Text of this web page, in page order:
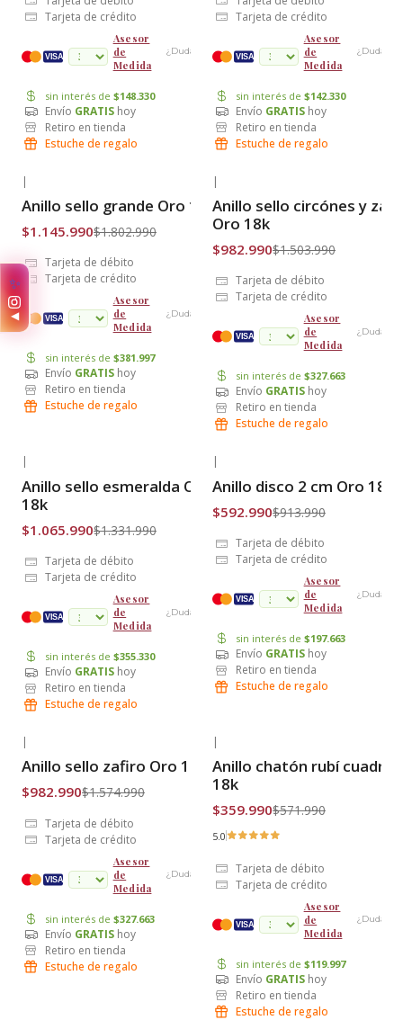
Tarjeta de crédito
VISA
Asesor
de
Medida
¿Dudas? cuotas
sin interés de $148.330
Envío GRATIS hoy
Retiro en tienda
Estuche de regalo
Tarjeta de crédito
VISA
Asesor
de
Medida
¿Dudas?
sin interés de $142.330
Envío GRATIS hoy
Retiro en tienda
Estuche de regalo
Envío Gratis
|
Anillo sello grande Oro 18k
$1.145.990$1.802.990
Tarjeta de débito
Tarjeta de crédito
VISA
Asesor
de
Medida
¿Dudas?
sin interés de $381.997
Envío GRATIS hoy
Retiro en tienda
Estuche de regalo
Envío Gratis
|
Anillo sello circónes y
Oro 18k
$982.990$1.503.990
Tarjeta de débito
Tarjeta de crédito
VISA
Asesor
de
Medida
¿Dudas?
sin interés de $327.663
Envío GRATIS hoy
Retiro en tienda
Estuche de regalo
Envío Gratis
|
Anillo sello esmeralda Oro
18k
$1.065.990$1.331.990
Tarjeta de débito
Tarjeta de crédito
VISA
Asesor
de
Medida
¿Dudas?
sin interés de $355.330
Envío GRATIS hoy
Retiro en tienda
Estuche de regalo
Envío Gratis
|
Anillo disco 2 cm Oro 18k
$592.990$913.990
Tarjeta de débito
Tarjeta de crédito
VISA
Asesor
de
Medida
¿Dudas?
sin interés de $197.663
Envío GRATIS hoy
Retiro en tienda
Estuche de regalo
Envío Gratis
|
Anillo sello zafiro Oro 18k
$982.990$1.574.990
Tarjeta de débito
Tarjeta de crédito
VISA
Asesor
de
Medida
¿Dudas? cuotas
sin interés de $327.663
Envío GRATIS hoy
Retiro en tienda
Estuche de regalo
Envío Gratis
|
Anillo chatón rubí cuadro
18k
$359.990$571.990
5.0
Tarjeta de débito
Tarjeta de crédito
VISA
Asesor
de
Medida
¿Dudas?
sin interés de $119.997
Envío GRATIS hoy
Retiro en tienda
Estuche de regalo
✨
◀